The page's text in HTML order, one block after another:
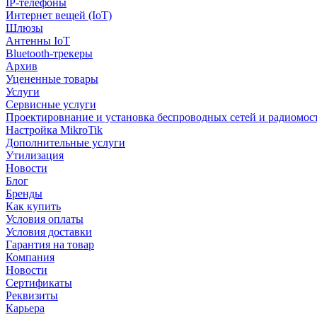
IP-телефоны
Интернет вещей (IoT)
Шлюзы
Антенны IoT
Bluetooth-трекеры
Архив
Уцененные товары
Услуги
Сервисные услуги
Проектировнание и установка беспроводных сетей и
Настройка MikroTik
Дополнительные услуги
Утилизация
Новости
Блог
Бренды
Как купить
Условия оплаты
Условия доставки
Гарантия на товар
Компания
Новости
Сертификаты
Реквизиты
Карьера